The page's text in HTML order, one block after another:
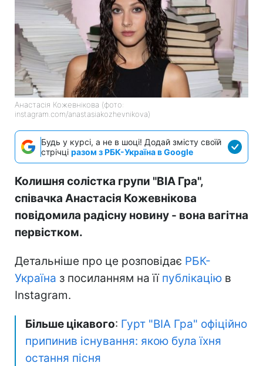
Анастасія Кожевнікова (фото:
instagram.com/anastasiakozhevnikova)
Будь у курсі, а не в шоці! Додай змісту своїй
стрічці разом з РБК-Україна в Google
Колишня солістка групи "ВІА Гра",
співачка Анастасія Кожевнікова
повідомила радісну новину - вона вагітна
первістком.
Детальніше про це розповідає РБК-
Україна з посиланням на її публікацію в
Instagram.
Більше цікавого: Гурт "ВІА Гра" офіційно
припинив існування: якою була їхня
остання пісня